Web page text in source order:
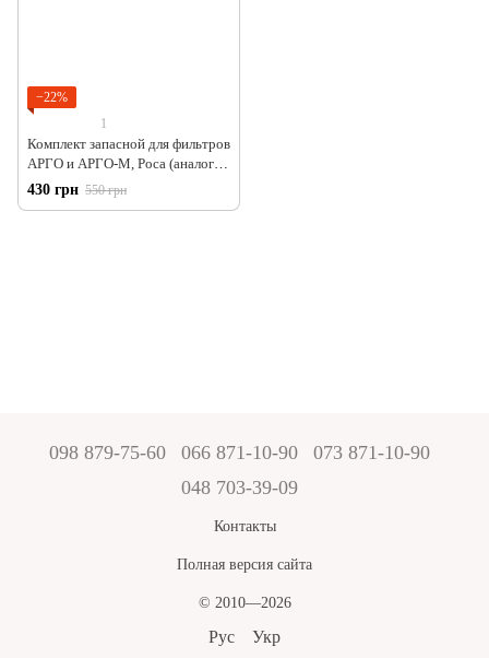
−22%
1
Комплект запасной для фильтров
АРГО и АРГО-М, Роса (аналог
Сибирь-Цео)
430 грн 550 грн
098 879-75-60 066 871-10-90
073 871-10-90
048 703-39-09
Контакты
Полная версия сайта
© 2010—2026
Рус Укр